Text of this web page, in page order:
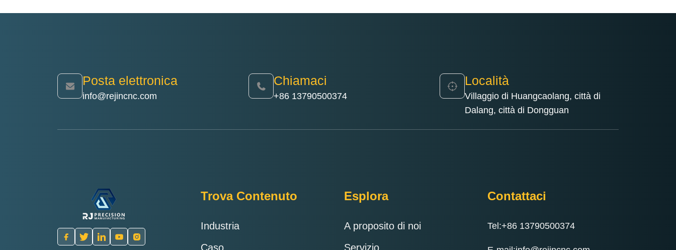
Posta elettronica
info@rejincnc.com
Chiamaci
+86 13790500374
Località
Villaggio di Huangcaolang, città di
Dalang, città di Dongguan
Trova Contenuto
Industria
Caso
Esplora
A proposito di noi
Servizio
Contattaci
Tel:+86 13790500374